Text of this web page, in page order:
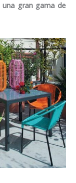
una gran gama de